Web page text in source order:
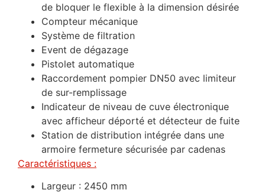
de bloquer le flexible à la dimension désirée
Compteur mécanique
Système de filtration
Event de dégazage
Pistolet automatique
Raccordement pompier DN50 avec limiteur
de sur-remplissage
Indicateur de niveau de cuve électronique
avec afficheur déporté et détecteur de fuite
Station de distribution intégrée dans une
armoire fermeture sécurisée par cadenas
Caractéristiques :
Largeur : 2450 mm